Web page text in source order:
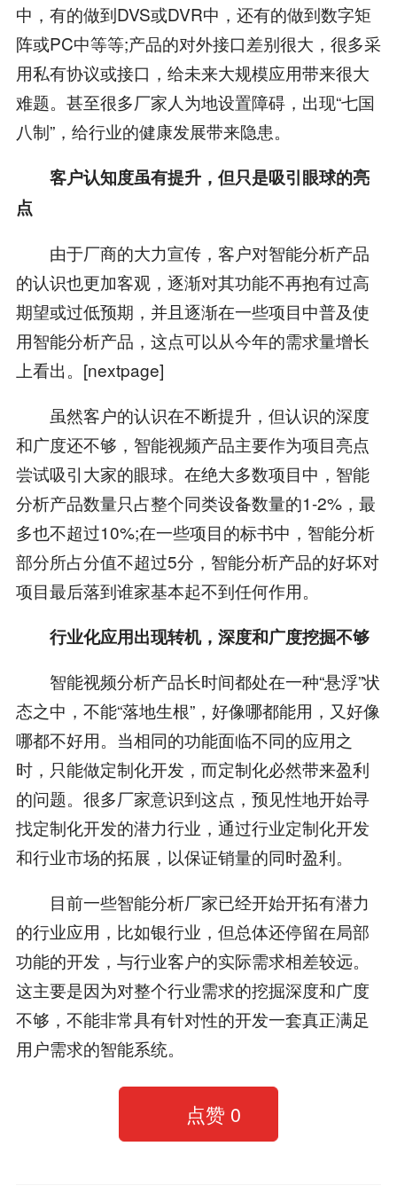
中，有的做到DVS或DVR中，还有的做到数字矩
阵或PC中等等;产品的对外接口差别很大，很多采
用私有协议或接口，给未来大规模应用带来很大
难题。甚至很多厂家人为地设置障碍，出现“七国
八制”，给行业的健康发展带来隐患。
客户认知度虽有提升，但只是吸引眼球的亮
点
由于厂商的大力宣传，客户对智能分析产品
的认识也更加客观，逐渐对其功能不再抱有过高
期望或过低预期，并且逐渐在一些项目中普及使
用智能分析产品，这点可以从今年的需求量增长
上看出。[nextpage]
虽然客户的认识在不断提升，但认识的深度
和广度还不够，智能视频产品主要作为项目亮点
尝试吸引大家的眼球。在绝大多数项目中，智能
分析产品数量只占整个同类设备数量的1-2%，最
多也不超过10%;在一些项目的标书中，智能分析
部分所占分值不超过5分，智能分析产品的好坏对
项目最后落到谁家基本起不到任何作用。
行业化应用出现转机，深度和广度挖掘不够
智能视频分析产品长时间都处在一种“悬浮”状
态之中，不能“落地生根”，好像哪都能用，又好像
哪都不好用。当相同的功能面临不同的应用之
时，只能做定制化开发，而定制化必然带来盈利
的问题。很多厂家意识到这点，预见性地开始寻
找定制化开发的潜力行业，通过行业定制化开发
和行业市场的拓展，以保证销量的同时盈利。
目前一些智能分析厂家已经开始开拓有潜力
的行业应用，比如银行业，但总体还停留在局部
功能的开发，与行业客户的实际需求相差较远。
这主要是因为对整个行业需求的挖掘深度和广度
不够，不能非常具有针对性的开发一套真正满足
用户需求的智能系统。
点赞 0